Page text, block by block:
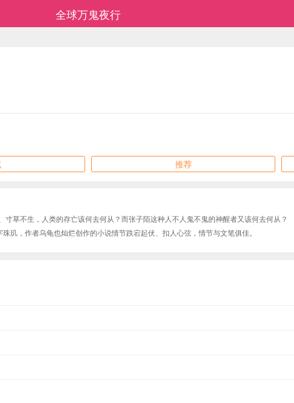
全球万鬼夜行
推荐
草不生，人类的存亡该何去何从？而张子陌这种人不人鬼不鬼的神醒者又该何去何从？
玑，作者乌龟也灿烂创作的小说情节跌宕起伏、扣人心弦，情节与文笔俱佳。